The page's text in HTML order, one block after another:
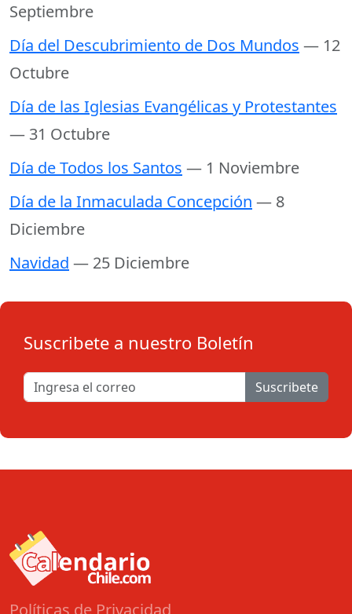
Septiembre
Día del Descubrimiento de Dos Mundos — 12
Octubre
Día de las Iglesias Evangélicas y Protestantes
— 31 Octubre
Día de Todos los Santos — 1 Noviembre
Día de la Inmaculada Concepción — 8
Diciembre
Navidad — 25 Diciembre
Suscribete a nuestro Boletín
Suscribete